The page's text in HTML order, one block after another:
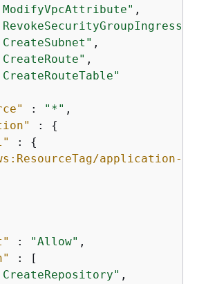
,
,
,
: "*" ,
: {
: {
application-
: "Allow" ,
: [
,